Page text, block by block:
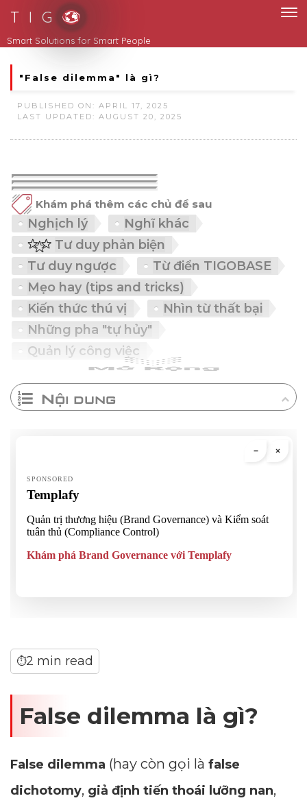
T I G
"False dilemma" là gì?
PUBLISHED ON: APRIL 17, 2025
LAST UPDATED: AUGUST 20, 2025
Khám phá thêm các chủ đề sau
Nghịch lý
Nghĩ khác
Tư duy phản biện
Tư duy ngược
Từ điển TIGOBASE
Mẹo hay (tips and tricks)
Kiến thức thú vị
Nhìn từ thất bại
Những pha "tự hủy"
Quản lý công việc
Nội dung
⏱2 min read
False dilemma là gì?
False dilemma (hay còn gọi là false
dichotomy, giả định tiến thoái lưỡng nan,